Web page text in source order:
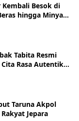
Kembali Besok di
hingga Minyak
Tabita Resmi
Rasa Autentik
Taruna Akpol
Jepara